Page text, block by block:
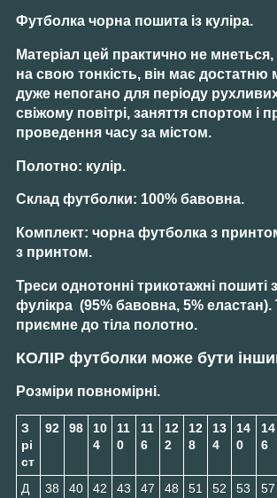
Футболка чорна пошита із куліра.
Матеріал цей практично не
на свою тонкість, він має достатню
дуже непогано для періоду
свіжому повітрі, заняття спортом і
проведення часу за містом.
Полотно: кулір.
Склад футболки: 100% бавовна.
Комплект: чорна футболка з
з принтом.
Треси однотонні трикотажні пошиті
фулікра (95% бавовна, 5% еластан).
приємне до тіла полотно.
КОЛІР футболки може бути
Розміри повномірні.
З
рі
ст
92 98
10
4
11
0
11
6
12
2
12
8
13
4
14
0
14
6
Д
38 40 42 43 47 48 51 52 53 57